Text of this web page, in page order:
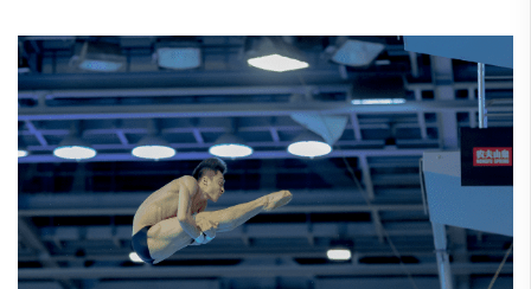
Deutscher Schwimm-Verband e.V.
Korbacher Straße 93
D-34132 Kassel
Fax: +49 561 94083-15
info@dsv.de